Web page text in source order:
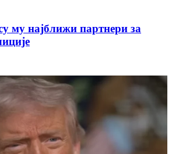
му најближи партнери за